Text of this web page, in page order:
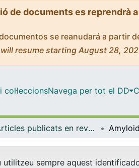
de documents es reprendrà
se reanudará a partir
resume starting August 28,
Navega per tot el DD
Articles publicats en revistes (Bioquímica i Biomedicina Molecular)
utilitzeu sempre aquest